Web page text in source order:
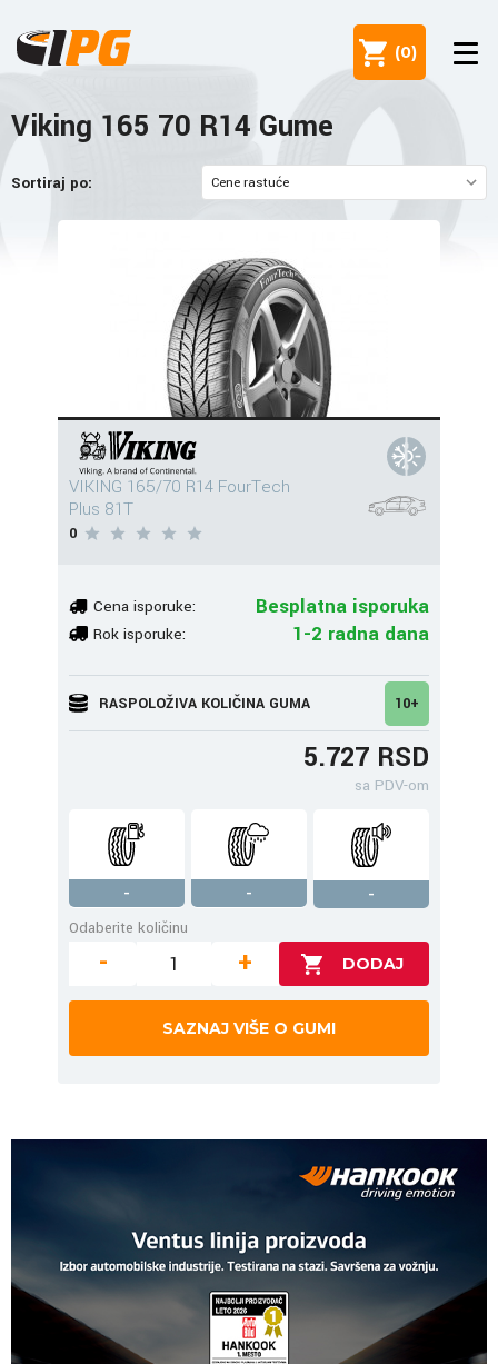
(0)
Viking 165 70 R14 Gume
Sortiraj po:
VIKING 165/70 R14 FourTech
Plus 81T
0
Cena isporuke: Besplatna isporuka
Rok isporuke: 1-2 radna dana
RASPOLOŽIVA KOLIČINA GUMA 10+
5.727 RSD
sa PDV-om
- -
-
Odaberite količinu
- +
SAZNAJ VIŠE O GUMI